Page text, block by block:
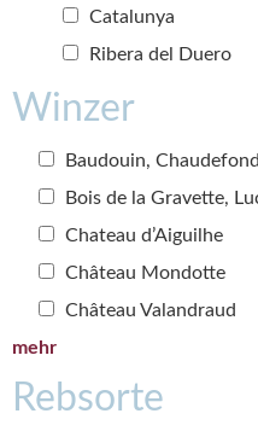
Catalunya
Ribera del Duero
Winzer
Baudouin,
Bois de la Gravette,
Chateau d’Aiguilhe
Château Mondotte
Château Valandraud
mehr
Rebsorte